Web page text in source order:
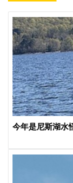
今年是尼斯湖水